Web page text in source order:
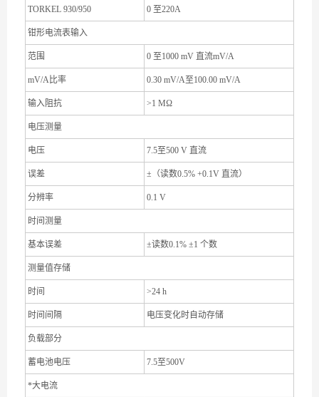
TORKEL 930/950 0 至220A
钳形电流表输入
范围 0 至1000 mV 直流mV/A
mV/A比率 0.30 mV/A至100.00 mV/A
输入阻抗 >1 MΩ
电压测量
电压 7.5至500 V 直流
误差 ±（读数0.5% +0.1V 直流）
分辨率 0.1 V
时间测量
基本误差 ±读数0.1% ±1 个数
测量值存储
时间 >24 h
时间间隔 电压变化时自动存储
负载部分
蓄电池电压 7.5至500V
*大电流